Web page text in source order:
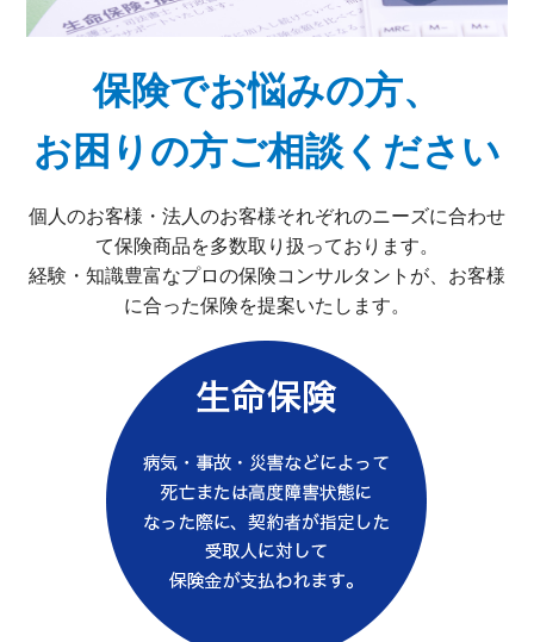
保険でお悩みの方、
お困りの方ご相談ください
個人のお客様・法人のお客様それぞれのニーズに合わせ
て保険商品を多数取り扱っております。
経験・知識豊富なプロの保険コンサルタントが、お客様
に合った保険を提案いたします。